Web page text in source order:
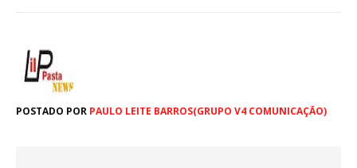
POSTADO POR PAULO LEITE BARROS(GRUPO V4 COMUNICAÇÃO)